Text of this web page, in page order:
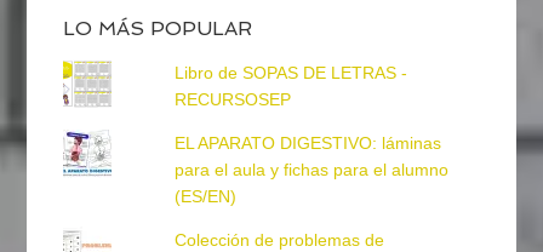
LO MÁS POPULAR
Libro de SOPAS DE LETRAS -
RECURSOSEP
EL APARATO DIGESTIVO: láminas
para el aula y fichas para el alumno
(ES/EN)
Colección de problemas de